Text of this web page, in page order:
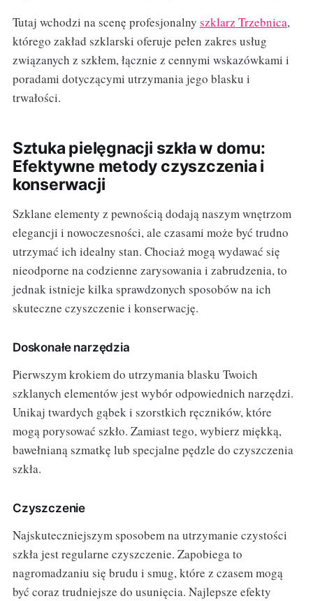
Tutaj wchodzi na scenę profesjonalny szklarz Trzebnica,
którego zakład szklarski oferuje pełen zakres usług
związanych z szkłem, łącznie z cennymi wskazówkami i
poradami dotyczącymi utrzymania jego blasku i
trwałości.
Sztuka pielęgnacji szkła w domu:
Efektywne metody czyszczenia i
konserwacji
Szklane elementy z pewnością dodają naszym wnętrzom
elegancji i nowoczesności, ale czasami może być trudno
utrzymać ich idealny stan. Chociaż mogą wydawać się
nieodporne na codzienne zarysowania i zabrudzenia, to
jednak istnieje kilka sprawdzonych sposobów na ich
skuteczne czyszczenie i konserwację.
Doskonałe narzędzia
Pierwszym krokiem do utrzymania blasku Twoich
szklanych elementów jest wybór odpowiednich narzędzi.
Unikaj twardych gąbek i szorstkich ręczników, które
mogą porysować szkło. Zamiast tego, wybierz miękką,
bawełnianą szmatkę lub specjalne pędzle do czyszczenia
szkła.
Czyszczenie
Najskuteczniejszym sposobem na utrzymanie czystości
szkła jest regularne czyszczenie. Zapobiega to
nagromadzaniu się brudu i smug, które z czasem mogą
być coraz trudniejsze do usunięcia. Najlepsze efekty